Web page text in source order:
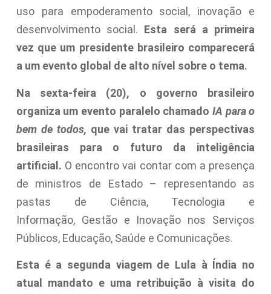
uso para empoderamento social, inovação e
desenvolvimento social. Esta será a primeira
vez que um presidente brasileiro comparecerá
a um evento global de alto nível sobre o tema.
Na sexta-feira (20), o governo brasileiro
organiza um evento paralelo chamado IA para o
bem de todos, que vai tratar das perspectivas
brasileiras para o futuro da inteligência
artificial. O encontro vai contar com a presença
de ministros de Estado – representando as
pastas de Ciência, Tecnologia e
Informação, Gestão e Inovação nos Serviços
Públicos, Educação, Saúde e Comunicações.
Esta é a segunda viagem de Lula à Índia no
atual mandato e uma retribuição à visita do